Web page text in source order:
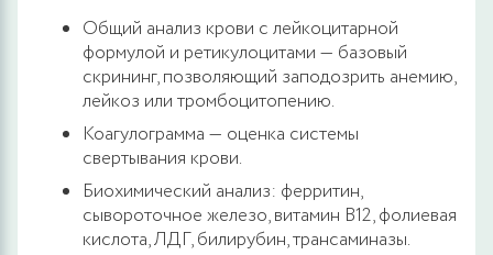
Общий анализ крови с лейкоцитарной
формулой и ретикулоцитами — базовый
скрининг, позволяющий заподозрить анемию,
лейкоз или тромбоцитопению.
Коагулограмма — оценка системы
свертывания крови.
Биохимический анализ: ферритин,
сывороточное железо, витамин В12, фолиевая
кислота, ЛДГ, билирубин, трансаминазы.